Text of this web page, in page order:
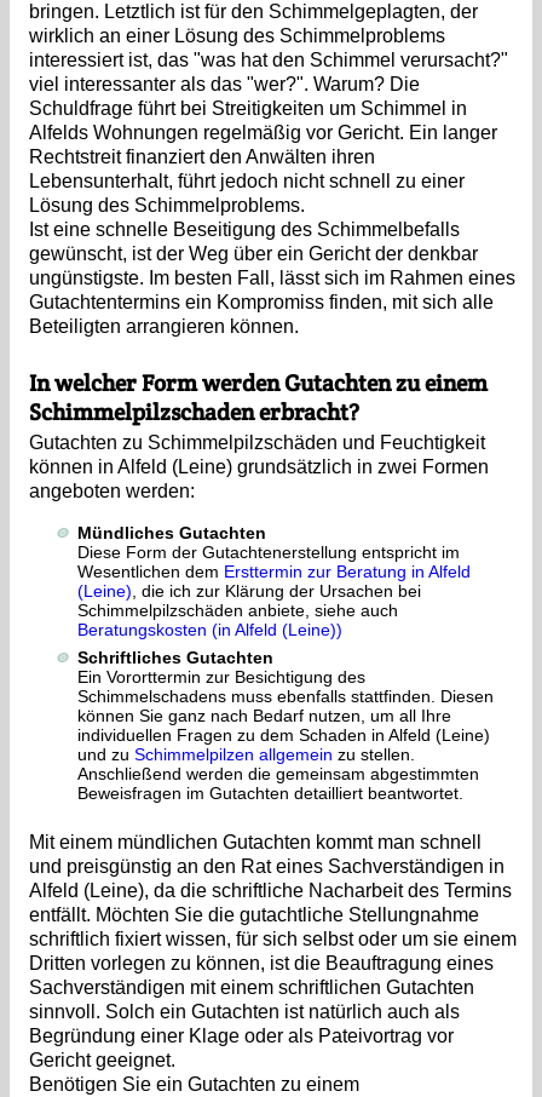
bringen. Letztlich ist für den Schimmelgeplagten, der
wirklich an einer Lösung des Schimmelproblems
interessiert ist, das "was hat den Schimmel verursacht?"
viel interessanter als das "wer?". Warum? Die
Schuldfrage führt bei Streitigkeiten um Schimmel in
Alfelds Wohnungen regelmäßig vor Gericht. Ein langer
Rechtstreit finanziert den Anwälten ihren
Lebensunterhalt, führt jedoch nicht schnell zu einer
Lösung des Schimmelproblems.
Ist eine schnelle Beseitigung des Schimmelbefalls
gewünscht, ist der Weg über ein Gericht der denkbar
ungünstigste. Im besten Fall, lässt sich im Rahmen eines
Gutachtentermins ein Kompromiss finden, mit sich alle
Beteiligten arrangieren können.
In welcher Form werden Gutachten zu einem
Schimmelpilzschaden erbracht?
Gutachten zu Schimmelpilzschäden und Feuchtigkeit
können in Alfeld (Leine) grundsätzlich in zwei Formen
angeboten werden:
Mündliches Gutachten
Diese Form der Gutachtenerstellung entspricht im
Wesentlichen dem Ersttermin zur Beratung in Alfeld
(Leine), die ich zur Klärung der Ursachen bei
Schimmelpilzschäden anbiete, siehe auch
Beratungskosten (in Alfeld (Leine))
Schriftliches Gutachten
Ein Vororttermin zur Besichtigung des
Schimmelschadens muss ebenfalls stattfinden. Diesen
können Sie ganz nach Bedarf nutzen, um all Ihre
individuellen Fragen zu dem Schaden in Alfeld (Leine)
und zu Schimmelpilzen allgemein zu stellen.
Anschließend werden die gemeinsam abgestimmten
Beweisfragen im Gutachten detailliert beantwortet.
Mit einem mündlichen Gutachten kommt man schnell
und preisgünstig an den Rat eines Sachverständigen in
Alfeld (Leine), da die schriftliche Nacharbeit des Termins
entfällt. Möchten Sie die gutachtliche Stellungnahme
schriftlich fixiert wissen, für sich selbst oder um sie einem
Dritten vorlegen zu können, ist die Beauftragung eines
Sachverständigen mit einem schriftlichen Gutachten
sinnvoll. Solch ein Gutachten ist natürlich auch als
Begründung einer Klage oder als Pateivortrag vor
Gericht geeignet.
Benötigen Sie ein Gutachten zu einem